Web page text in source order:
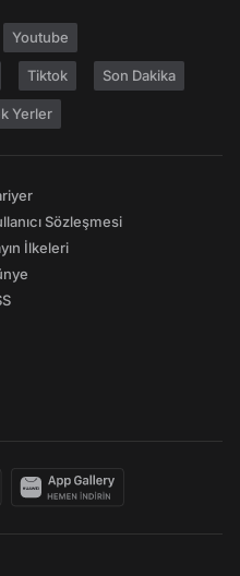
Youtube
Tiktok Son Dakika
Yerler
Sözleşmesi
İlkeleri